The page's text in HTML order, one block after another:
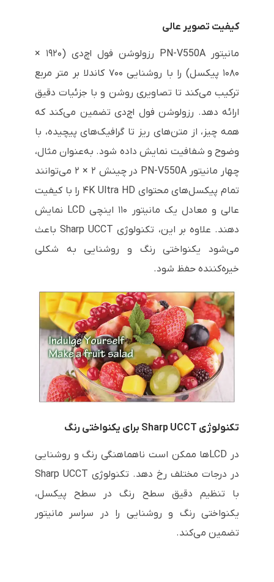
کیفیت تصویر عالی
مانیتور PN-V550A رزولوشن فول اچ‌دی (۱۹۲۰ ×
۱۰۸۰ پیکسل) را با روشنایی ۷۰۰ کاندلا بر متر مربع
ترکیب می‌کند تا تصاویری روشن و با جزئیات دقیق
ارائه دهد. رزولوشن فول اچ‌دی تضمین می‌کند که
همه چیز، از متن‌های ریز تا گرافیک‌های پیچیده، با
وضوح و شفافیت نمایش داده شود. به‌عنوان مثال،
چهار مانیتور PN-V550A در چینش ۲ × ۲ می‌توانند
تمام پیکسل‌های محتوای ۴K Ultra HD را با کیفیت
عالی و معادل یک مانیتور ۱۱۰ اینچی LCD نمایش
دهند. علاوه بر این، تکنولوژی Sharp UCCT باعث
می‌شود یکنواختی رنگ و روشنایی به شکلی
خیره‌کننده حفظ شود.
تکنولوژی Sharp UCCT برای یکنواختی رنگ
در LCDها ممکن است ناهماهنگی رنگ و روشنایی
در درجات مختلف رخ دهد. تکنولوژی Sharp UCCT
با تنظیم دقیق سطح رنگ در سطح پیکسل،
یکنواختی رنگ و روشنایی را در سراسر مانیتور
تضمین می‌کند.